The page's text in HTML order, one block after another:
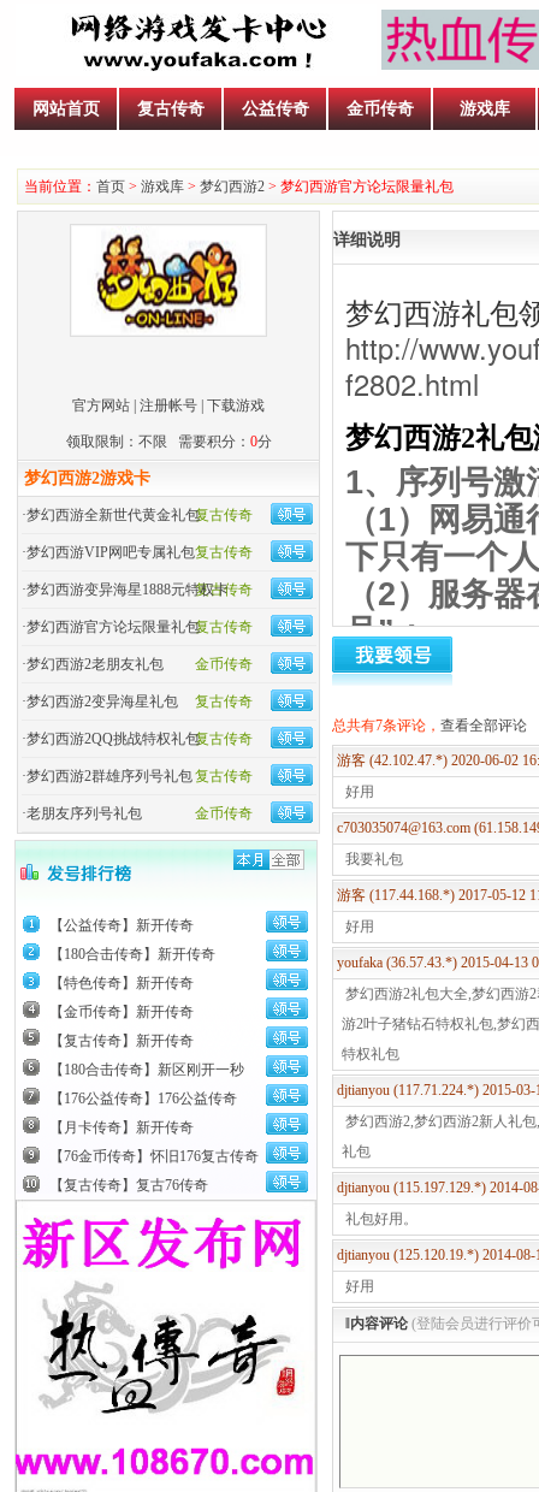
网站首页 复古传奇 公益传奇 金币传奇 游戏库
当前位置： 首页 > 游戏库 > 梦幻西游2 > 梦幻西游官方论坛限量礼包
官方网站 注册帐号 下载游戏
领取限制：不限 需要积分： 0分
梦幻西游2游戏卡
复古传奇
·梦幻西游全新世代黄金礼包
复古传奇
·梦幻西游VIP网吧专属礼包
复古传奇
·梦幻西游变异海星1888元特权卡
复古传奇
·梦幻西游官方论坛限量礼包
金币传奇
·梦幻西游2老朋友礼包
复古传奇
·梦幻西游2变异海星礼包
复古传奇
·梦幻西游2QQ挑战特权礼包
复古传奇
·梦幻西游2群雄序列号礼包
金币传奇
·老朋友序列号礼包
【公益传奇】新开传奇
【180合击传奇】新开传奇
【特色传奇】新开传奇
【金币传奇】新开传奇
【复古传奇】新开传奇
【180合击传奇】新区刚开一秒
【176公益传奇】176公益传奇
【月卡传奇】新开传奇
【76金币传奇】怀旧176复古传奇
【复古传奇】复古76传奇
详细说明
梦幻西游礼包
http://
f2802.html
梦幻西游2礼
1、序列号激
（1）网易
下只有一个
（2）服务
号”；
（3）每个序
进入游戏后
2、激活步骤
打开梦幻客
面，点击“创
列号后按“确
领取方式：
登记员 ”选择“
礼包”奖励。
总共有7条评论， 查看全部评论
游客 (42.102.47.*) 2020-06-02
好用
c703035074@163.com
我要礼包
游客 (117.44.168.*) 2017-05-12
好用
youfaka (36.57.43.*) 2015-04-13
梦幻西游2礼包大全,梦幻西游
游2叶子猪钻石特权礼包,梦幻
特权礼包
djtianyou (117.71.224.*) 2015-
梦幻西游2,梦幻西游2新人礼
礼包
djtianyou (115.197.129.*) 2014-
礼包好用。
djtianyou (125.120.19.*) 2014-
好用
‖内容评论 (登陆会员进行评价